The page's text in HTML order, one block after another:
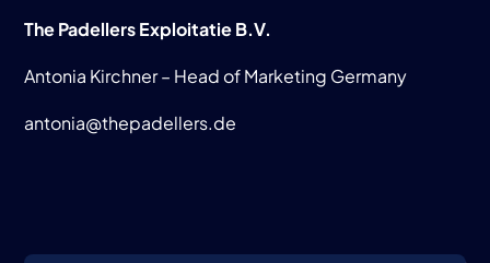
The Padellers Exploitatie B.V.
Antonia Kirchner – Head of Marketing Germany
antonia@thepadellers.de